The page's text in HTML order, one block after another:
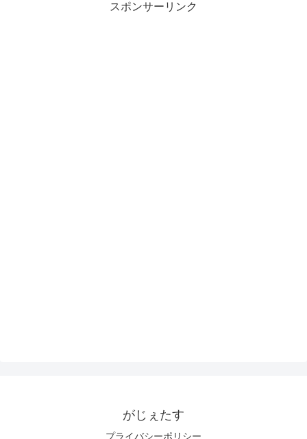
スポンサーリンク
がじぇたす
プライバシーポリシー